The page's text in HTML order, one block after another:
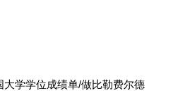
大学学位成绩单/做比勒费尔德